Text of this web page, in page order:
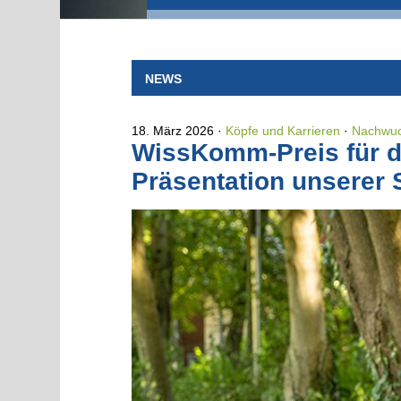
NEWS
18. März 2026 Köpfe und Karrieren ·
WissKomm-Preis für
Präsentation unserer